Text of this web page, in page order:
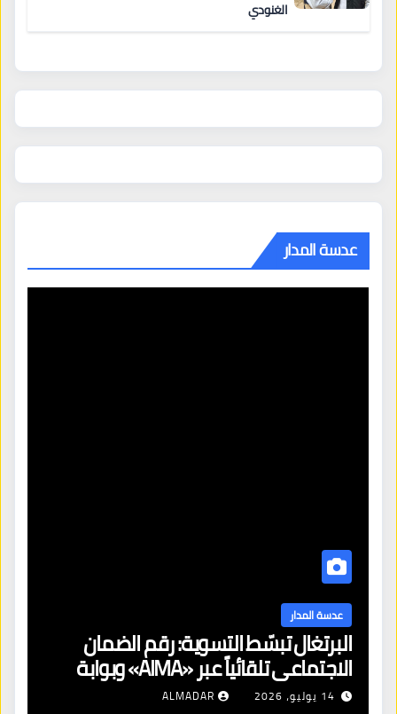
الغنودي
عدسة المدار
عدسة المدار
البرتغال تبسّط التسوية: رقم الضمان
الاجتماعي تلقائياً عبر «AIMA» وبوابة
جديدة لتجديد الإقامات
14 يوليو، 2026 ALMADAR